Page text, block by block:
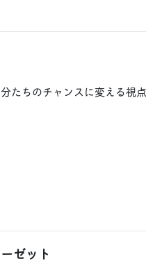
たちのチャンスに変える視
ゼット